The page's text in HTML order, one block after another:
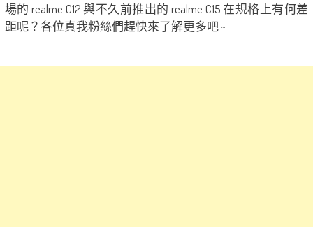
場的 realme C12 與不久前推出的 realme C15 在規格上有何差
距呢？各位真我粉絲們趕快來了解更多吧 ~